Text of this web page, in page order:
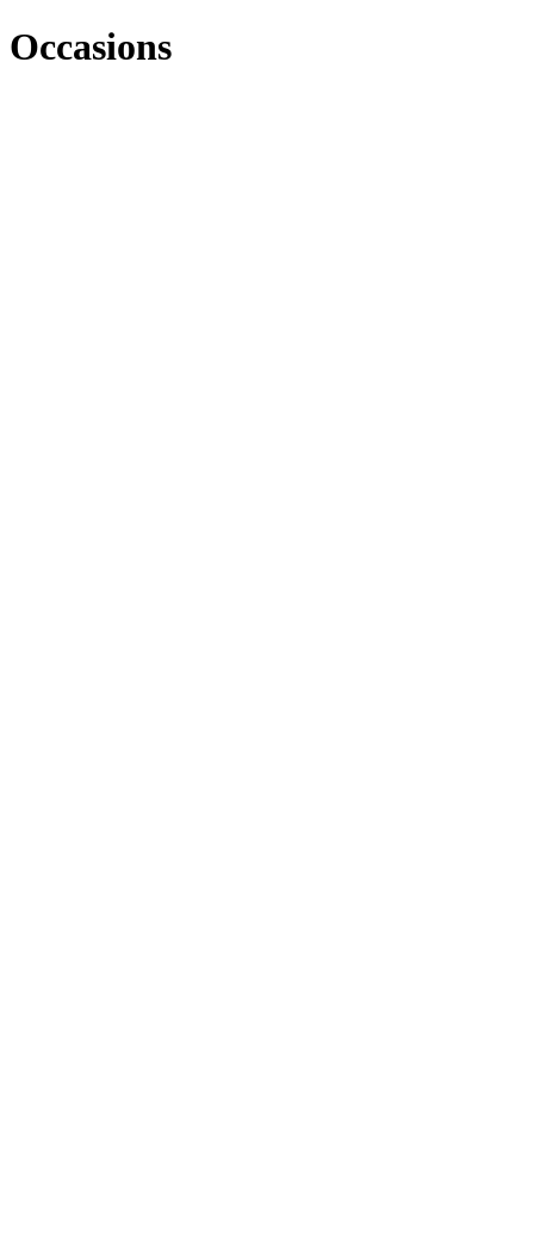
Occasions